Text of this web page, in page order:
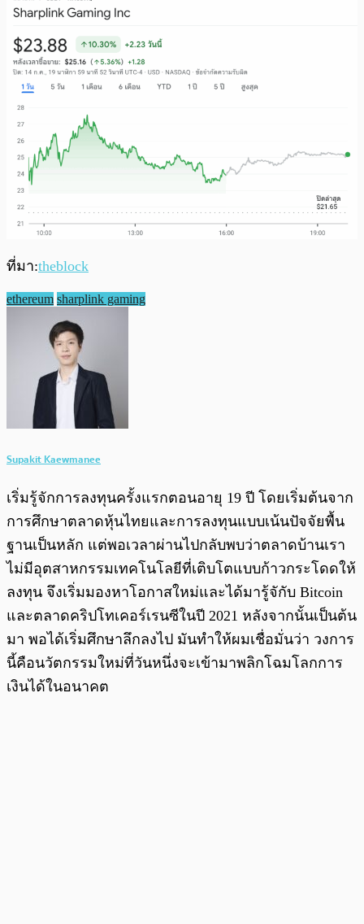
ที่มา:theblock
ethereum sharplink gaming
Supakit Kaewmanee
เริ่มรู้จักการลงทุนครั้งแรกตอนอายุ 19 ปี โดยเริ่มต้นจาก
การศึกษาตลาดหุ้นไทยและการลงทุนแบบเน้นปัจจัยพื้น
ฐานเป็นหลัก แต่พอเวลาผ่านไปกลับพบว่าตลาดบ้านเรา
ไม่มีอุตสาหกรรมเทคโนโลยีที่เติบโตแบบก้าวกระโดดให้
ลงทุน จึงเริ่มมองหาโอกาสใหม่และได้มารู้จักับ Bitcoin
และตลาดคริปโทเคอร์เรนซีในปี 2021 หลังจากนั้นเป็นต้น
มา พอได้เริ่มศึกษาลึกลงไป มันทำให้ผมเชื่อมั่นว่า วงการ
นี้คือนวัตกรรมใหม่ที่วันหนึ่งจะเข้ามาพลิกโฉมโลกการ
เงินได้ในอนาคต